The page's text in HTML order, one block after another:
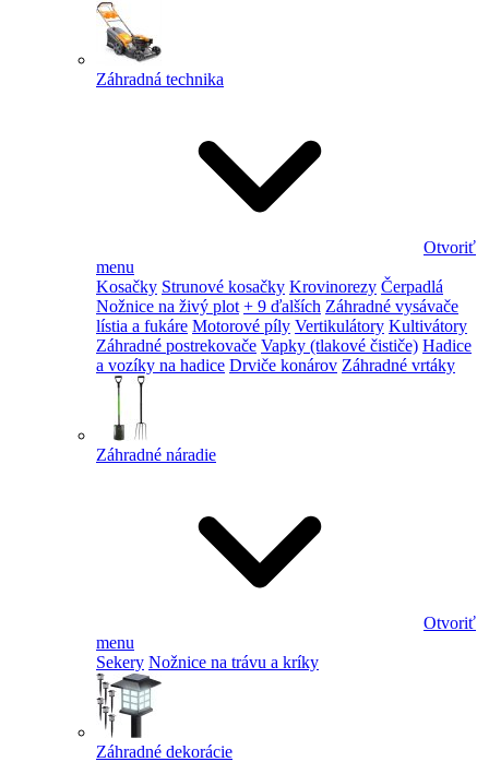
Záhradná technika
Otvoriť
menu
Kosačky Strunové kosačky Krovinorezy Čerpadlá
Nožnice na živý plot + 9 ďalších Záhradné vysávače
lístia a fukáre Motorové píly Vertikulátory Kultivátory
Záhradné postrekovače Vapky (tlakové čističe) Hadice
a vozíky na hadice Drviče konárov Záhradné vrtáky
Záhradné náradie
Otvoriť
menu
Sekery Nožnice na trávu a kríky
Záhradné dekorácie